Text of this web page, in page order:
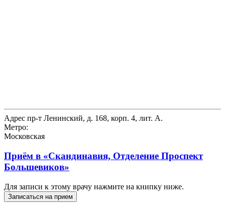
Адрес пр-т Ленинский, д. 168, корп. 4, лит. А.
Метро:
Московская
Приём в «Скандинавия, Отделение Проспект
Большевиков»
Для записи к этому врачу нажмите на книпку ниже.
Записаться на прием